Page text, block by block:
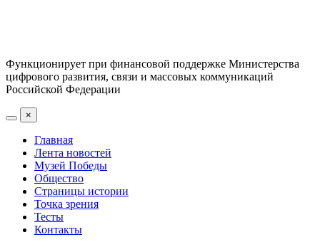
Функционирует при финансовой поддержке Министерства
цифрового развития, связи и массовых коммуникаций
Российской Федерации
×
Главная
Лента новостей
Музей Победы
Общество
Страницы истории
Точка зрения
Тесты
Контакты